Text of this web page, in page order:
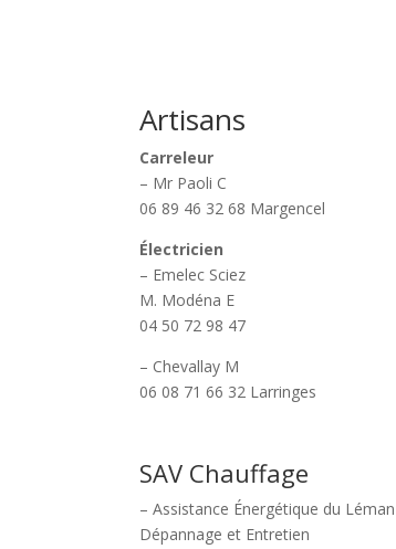
Artisans
Carreleur
– Mr Paoli C
06 89 46 32 68 Margencel
Électricien
– Emelec Sciez
M. Modéna E
04 50 72 98 47
– Chevallay M
06 08 71 66 32 Larringes
SAV Chauffage
– Assistance Énergétique du Léman
Dépannage et Entretien